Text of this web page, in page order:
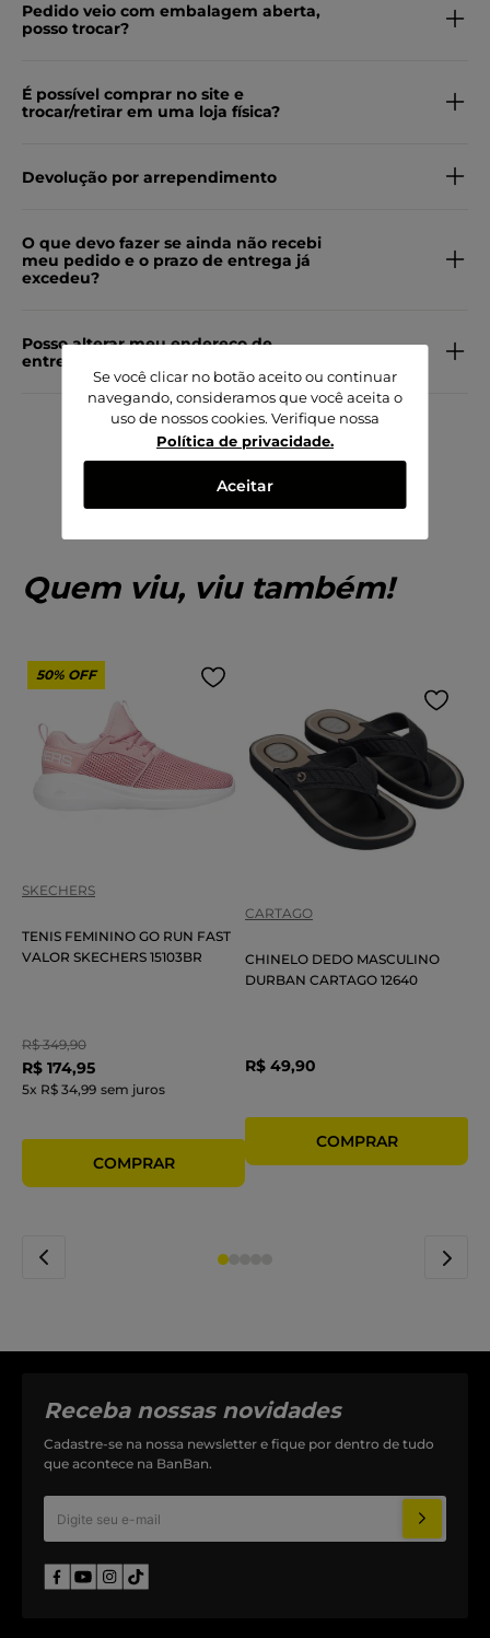
Se você clicar no botão aceito ou continuar
navegando, consideramos que você aceita o
uso de nossos cookies. Verifique nossa
Política de privacidade.
Aceitar
Pedido veio com embalagem aberta,
posso trocar?
É possível comprar no site e
trocar/retirar em uma loja física?
Devolução por arrependimento
O que devo fazer se ainda não recebi
meu pedido e o prazo de entrega já
excedeu?
Posso alterar meu endereço de
entrega?
Quem viu, viu também!
50% OFF
SKECHERS
TENIS FEMININO GO RUN FAST
VALOR SKECHERS 15103BR
R$ 349,90
R$ 174,95
5x R$ 34,99 sem juros
CARTAGO
CHINELO DEDO MASCULINO
DURBAN CARTAGO 12640
R$ 49,90
Receba nossas novidades
Cadastre-se na nossa newsletter e fique por dentro de tudo
que acontece na BanBan.